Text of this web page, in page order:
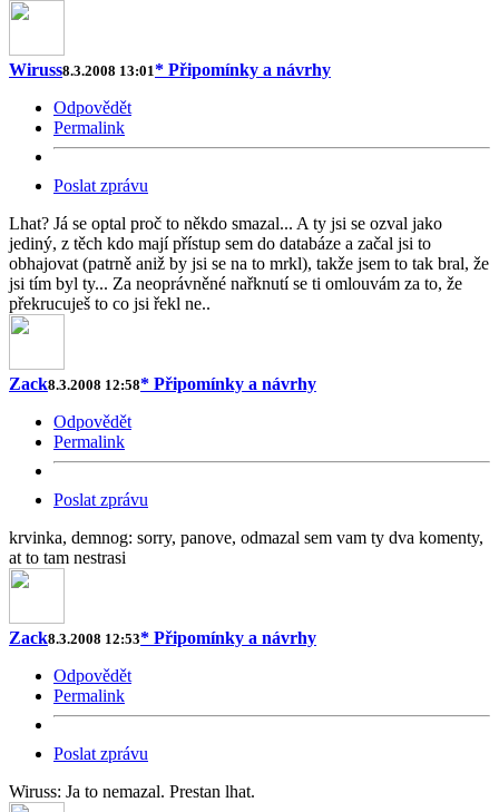
Wiruss8.3.2008 13:01* Připomínky a návrhy
Odpovědět
Permalink
Poslat zprávu
Lhat? Já se optal proč to někdo smazal... A ty jsi se ozval jako
jediný, z těch kdo mají přístup sem do databáze a začal jsi to
obhajovat (patrně aniž by jsi se na to mrkl), takže jsem to tak bral, že
jsi tím byl ty... Za neoprávněné nařknutí se ti omlouvám za to, že
překrucuješ to co jsi řekl ne..
Zack8.3.2008 12:58* Připomínky a návrhy
Odpovědět
Permalink
Poslat zprávu
krvinka, demnog: sorry, panove, odmazal sem vam ty dva komenty,
at to tam nestrasi
Zack8.3.2008 12:53* Připomínky a návrhy
Odpovědět
Permalink
Poslat zprávu
Wiruss: Ja to nemazal. Prestan lhat.